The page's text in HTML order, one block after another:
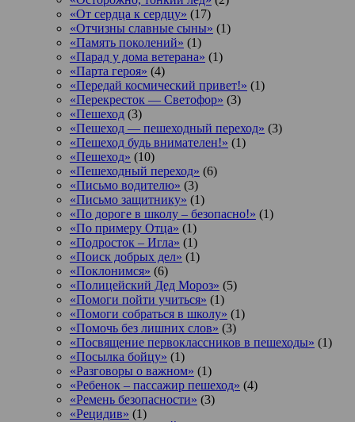
«От сердца к сердцу» (17)
«Отчизны славные сыны» (1)
«Память поколений» (1)
«Парад у дома ветерана» (1)
«Парта героя» (4)
«Передай космический привет!» (1)
«Перекресток — Светофор» (3)
«Пешеход (3)
«Пешеход — пешеходный переход» (3)
«Пешеход будь внимателен!» (1)
«Пешеход» (10)
«Пешеходный переход» (6)
«Письмо водителю» (3)
«Письмо защитнику» (1)
«По дороге в школу – безопасно!» (1)
«По примеру Отца» (1)
«Подросток ‒ Игла» (1)
«Поиск добрых дел» (1)
«Поклонимся» (6)
«Полицейский Дед Мороз» (5)
«Помоги пойти учиться» (1)
«Помоги собраться в школу» (1)
«Помочь без лишних слов» (3)
«Посвящение первоклассников в пешеходы» (1)
«Посылка бойцу» (1)
«Разговоры о важном» (1)
«Ребенок – пассажир пешеход» (4)
«Ремень безопасности» (3)
«Рецидив» (1)